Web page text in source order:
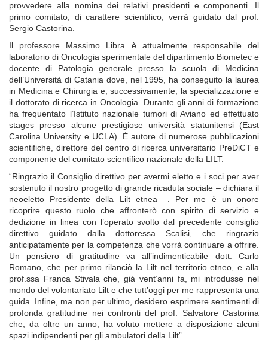
provvedere alla nomina dei relativi presidenti e componenti. Il
primo comitato, di carattere scientifico, verrà guidato dal prof.
Sergio Castorina.
Il professore Massimo Libra è attualmente responsabile del
laboratorio di Oncologia sperimentale del dipartimento Biometec e
docente di Patologia generale presso la scuola di Medicina
dell’Università di Catania dove, nel 1995, ha conseguito la laurea
in Medicina e Chirurgia e, successivamente, la specializzazione e
il dottorato di ricerca in Oncologia. Durante gli anni di formazione
ha frequentato l’Istituto nazionale tumori di Aviano ed effettuato
stages presso alcune prestigiose università statunitensi (East
Carolina University e UCLA). È autore di numerose pubblicazioni
scientifiche, direttore del centro di ricerca universitario PreDiCT e
componente del comitato scientifico nazionale della LILT.
“Ringrazio il Consiglio direttivo per avermi eletto e i soci per aver
sostenuto il nostro progetto di grande ricaduta sociale – dichiara il
neoeletto Presidente della Lilt etnea –. Per me è un onore
ricoprire questo ruolo che affronterò con spirito di servizio e
dedizione in linea con l’operato svolto dal precedente consiglio
direttivo guidato dalla dottoressa Scalisi, che ringrazio
anticipatamente per la competenza che vorrà continuare a offrire.
Un pensiero di gratitudine va all’indimenticabile dott. Carlo
Romano, che per primo rilanciò la Lilt nel territorio etneo, e alla
prof.ssa Franca Stivala che, già vent’anni fa, mi introdusse nel
mondo del volontariato Lilt e che tutt’oggi per me rappresenta una
guida. Infine, ma non per ultimo, desidero esprimere sentimenti di
profonda gratitudine nei confronti del prof. Salvatore Castorina
che, da oltre un anno, ha voluto mettere a disposizione alcuni
spazi indipendenti per gli ambulatori della Lilt”.